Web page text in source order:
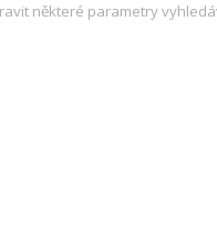
některé parametry